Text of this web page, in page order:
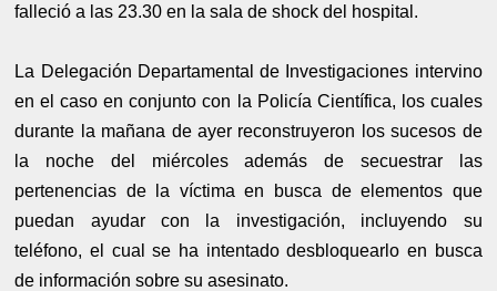
falleció a las 23.30 en la sala de shock del hospital.
La Delegación Departamental de Investigaciones intervino
en el caso en conjunto con la Policía Científica, los cuales
durante la mañana de ayer reconstruyeron los sucesos de
la noche del miércoles además de secuestrar las
pertenencias de la víctima en busca de elementos que
puedan ayudar con la investigación, incluyendo su
teléfono, el cual se ha intentado desbloquearlo en busca
de información sobre su asesinato.